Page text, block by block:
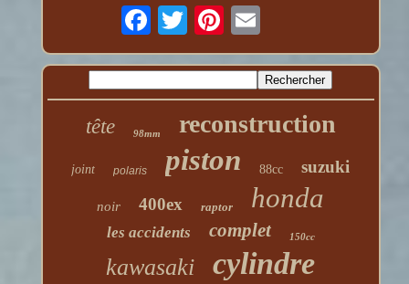
tête 98mm reconstruction
joint polaris piston 88cc suzuki
noir 400ex raptor honda
les accidents complet 150cc
kawasaki cylindre